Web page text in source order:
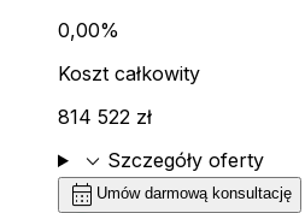
0,00%
Koszt całkowity
814 522 zł
expand_more Szczegóły oferty
calendar_month Umów darmową konsultację